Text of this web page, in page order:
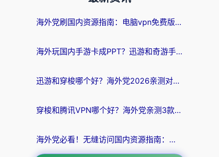
海外党刷国内资源指南：电脑vpn免费版真的能用吗？选对加速器才是关键
海外玩国内手游卡成PPT？迅游和奇游手游哪个好？附真实VPN评测及番茄加速器体验
迅游和穿梭哪个好？海外党2026亲测对比+免费vs付费选择指南，附番茄加速器实测体验
穿梭和腾讯VPN哪个好？海外党亲测3款热门回国加速器，附避坑指南
海外党必看！无缝访问国内资源指南：从vpn官网下载到加速器选择（附番茄实测）